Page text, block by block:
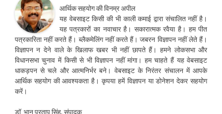
आर्थिक सहयोग की विनम्र अपील
यह वेबसाइट किसी की भी काली कमाई द्वारा संचालित नहीं है।
यह पत्रकारों का नवाचार है। सकारात्मक रवैया है। हम पीत
पत्रकारिता नहीं करते हैं। ब्लैकमेलिंग नहीं करते हैं। जबरन विज्ञापन नहीं लेते हैं।
विज्ञापन न देने वाले के खिलाफ खबर भी नहीं छापते हैं। हमने लोकसभा और
विधानसभा चुनाव में किसी से भी विज्ञापन नहीं मांगा। हम चाहते हैं यह वेबसाइट
धाकड़पन से चले और आत्मनिर्भर बने। वेबसाइट के निरंतर संचालन में आपके
आर्थिक सहयोग की आवश्यकता है। कृपया हमें विज्ञापन या डोनेशन देकर सहयोग
करें।
डॉ. भानु प्रताप सिंह, संपादक